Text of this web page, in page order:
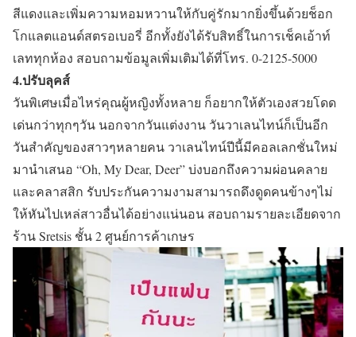
สีแดงและเพิ่มความหอมหวานให้กับคู่รักมากยิ่งขึ้นด้วยช็อก
โกแลตแอนด์สตรอเบอรี่ อีกทั้งยังได้รับสิทธิ์ในการเช็คเอ้าท์
เลททุกห้อง สอบถามข้อมูลเพิ่มเติมได้ที่โทร. 0-2125-5000
4.ปรับลุคส์
วันพิเศษเมื่อไหร่คุณผู้หญิงทั้งหลาย ก็อยากให้ตัวเองสวยโดด
เด่นกว่าทุกๆวัน นอกจากวันแต่งงาน วันวาเลนไทน์ก็เป็นอีก
วันสำคัญของสาวๆหลายคน วาเลนไทน์ปีนี้มีคอลเลกชั่นใหม่
มานำเสนอ “Oh, My Dear, Deer” บ่งบอกถึงความผ่อนคลาย
และคลาสสิก รับประกันความงามสามารถดึงดูดคนข้างๆไม่
ให้หันไปเหล่สาวอื่นได้อย่างแน่นอน สอบถามรายละเอียดจาก
ร้าน Sretsis ชั้น 2 ศูนย์การค้าเกษร